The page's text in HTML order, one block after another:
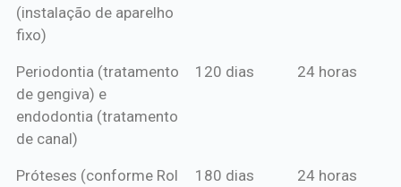
(instalação de aparelho
fixo)
Periodontia (tratamento
de gengiva) e
endodontia (tratamento
de canal)
120 dias 24 horas
Próteses (conforme Rol
180 dias 24 horas